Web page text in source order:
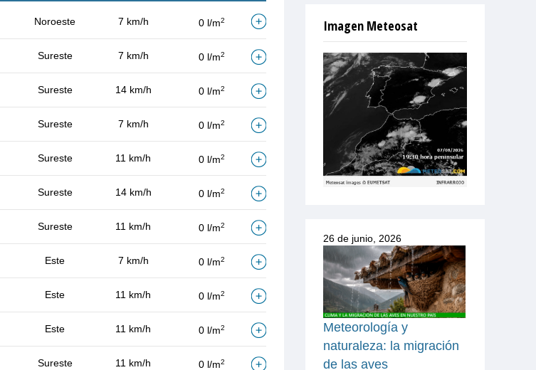
Noroeste 7 km/h 0 l/m2
Sureste 7 km/h 0 l/m2
Sureste 14 km/h 0 l/m2
Sureste 7 km/h 0 l/m2
Sureste 11 km/h 0 l/m2
Sureste 14 km/h 0 l/m2
Sureste 11 km/h 0 l/m2
Este 7 km/h 0 l/m2
Este 11 km/h 0 l/m2
Este 11 km/h 0 l/m2
Sureste 11 km/h 0 l/m2
Imagen Meteosat
26 de junio, 2026
Meteorología y
naturaleza: la migración
de las aves